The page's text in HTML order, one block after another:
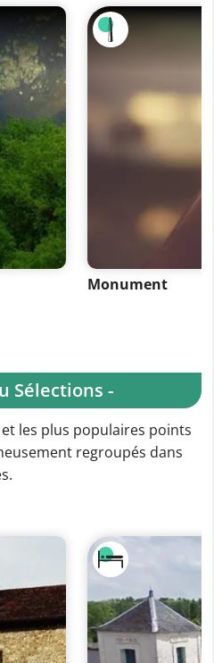
Monument
Sélections -
les plus populaires points
regroupés dans